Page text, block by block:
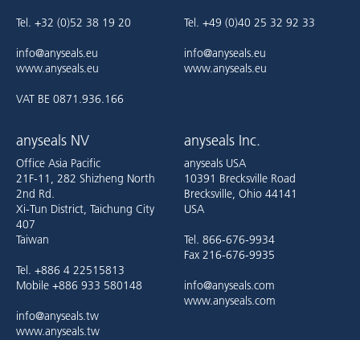
Tel. +32 (0)52 38 19 20
info@anyseals.eu
www.anyseals.eu
VAT BE 0871.936.166
Tel. +49 (0)40 25 32 92 33
info@anyseals.eu
www.anyseals.eu
anyseals NV
Office Asia Pacific
21F-11, 282 Shizheng North
2nd Rd.
Xi-Tun District, Taichung City
407
Taiwan
Tel. +886 4 22515813
Mobile +886 933 580148
info@anyseals.tw
www.anyseals.tw
anyseals Inc.
anyseals USA
10391 Brecksville Road
Brecksville, Ohio 44141
USA
Tel. 866-676-9934
Fax 216-676-9935
info@anyseals.com
www.anyseals.com